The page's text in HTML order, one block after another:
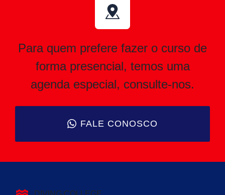
Para quem prefere fazer o curso de
forma presencial, temos uma
agenda especial, consulte-nos.
FALE CONOSCO